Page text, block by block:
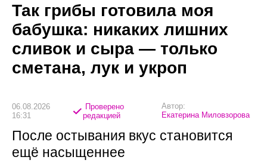
Так грибы готовила моя
бабушка: никаких лишних
сливок и сыра — только
сметана, лук и укроп
06.08.2026
16:31
Проверено
редакцией
Автор:
Екатерина Миловзорова
После остывания вкус становится
ещё насыщеннее